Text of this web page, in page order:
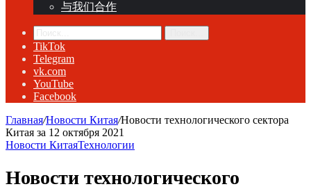
与我们合作
TikTok
Telegram
vk.com
YouTube
Facebook
Главная/Новости Китая/Новости технологического сектора
Китая за 12 октября 2021
Новости КитаяТехнологии
Новости технологического